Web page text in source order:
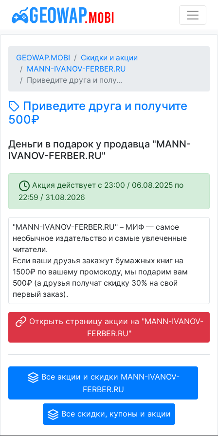
GEOWAP.MOBI
Скидки и акции
MANN-IVANOV-FERBER.RU
Приведите друга и полу...
Приведите друга и получите
500₽
Деньги в подарок у продавца "MANN-
IVANOV-FERBER.RU"
Акция действует c 23:00 / 06.08.2025 по
22:59 / 31.08.2026
"MANN-IVANOV-FERBER.RU" – МИФ — самое
необычное издательство и самые увлеченные
читатели.
Если ваши друзья закажут бумажных книг на
1500₽ по вашему промокоду, мы подарим вам
500₽ (а друзья получат скидку 30% на свой
первый заказ).
Открыть страницу акции на "MANN-IVANOV-
FERBER.RU"
Все акции и скидки MANN-IVANOV-
FERBER.RU
Все скидки, купоны и акции